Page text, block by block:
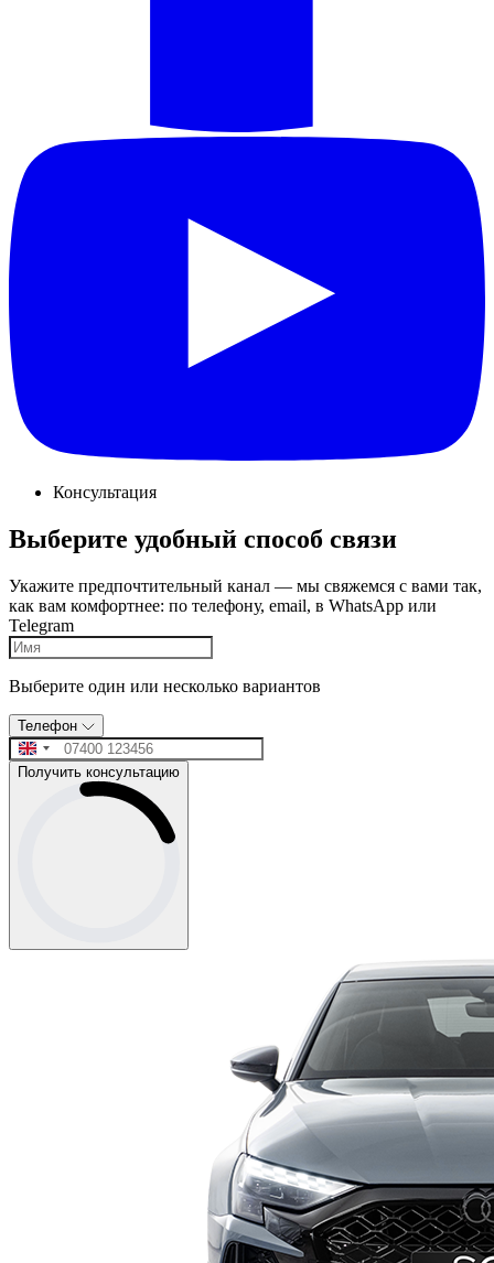
Консультация
Выберите удобный способ связи
Укажите предпочтительный канал — мы свяжемся с вами так,
как вам комфортнее: по телефону, email, в WhatsApp или
Telegram
Выберите один или несколько вариантов
Телефон
Получить консультацию